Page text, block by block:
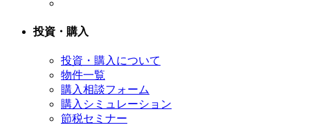
投資・購入
投資・購入について
物件一覧
購入相談フォーム
購入シミュレーション
節税セミナー